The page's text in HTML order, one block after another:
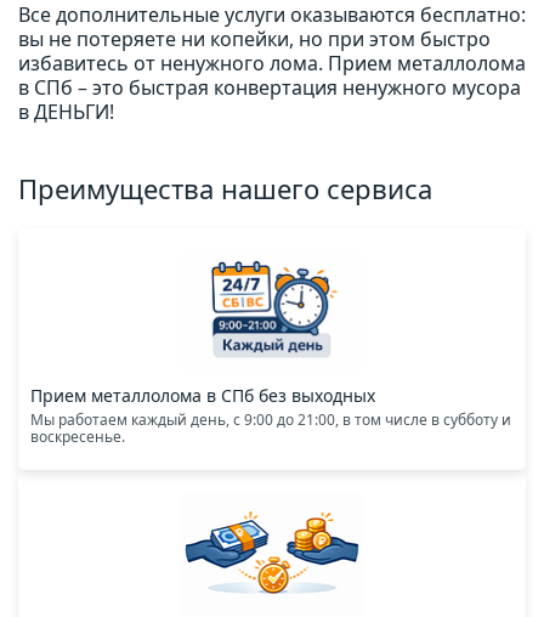
Все дополнительные услуги оказываются бесплатно:
вы не потеряете ни копейки, но при этом быстро
избавитесь от ненужного лома. Прием металлолома
в СПб – это быстрая конвертация ненужного мусора
в ДЕНЬГИ!
Преимущества нашего сервиса
Прием металлолома в СПб без выходных
Мы работаем каждый день, с 9:00 до 21:00, в том числе в субботу и
воскресенье.